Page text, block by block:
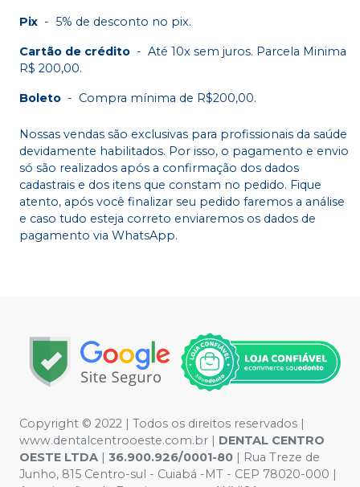
Pix - 5% de desconto no pix.
Cartão de crédito - Até 10x sem juros. Parcela Minima
R$ 200,00.
Boleto - Compra mínima de R$200,00.
Nossas vendas são exclusivas para profissionais da saúde
devidamente habilitados. Por isso, o pagamento e envio
só são realizados após a confirmação dos dados
cadastrais e dos itens que constam no pedido. Fique
atento, após você finalizar seu pedido faremos a análise
e caso tudo esteja correto enviaremos os dados de
pagamento via WhatsApp.
Copyright © 2022 | Todos os direitos reservados |
www.dentalcentrooeste.com.br | DENTAL CENTRO
OESTE LTDA | 36.900.926/0001-80 | Rua Treze de
Junho, 815 Centro-sul - Cuiabá -MT - CEP 78020-000 |